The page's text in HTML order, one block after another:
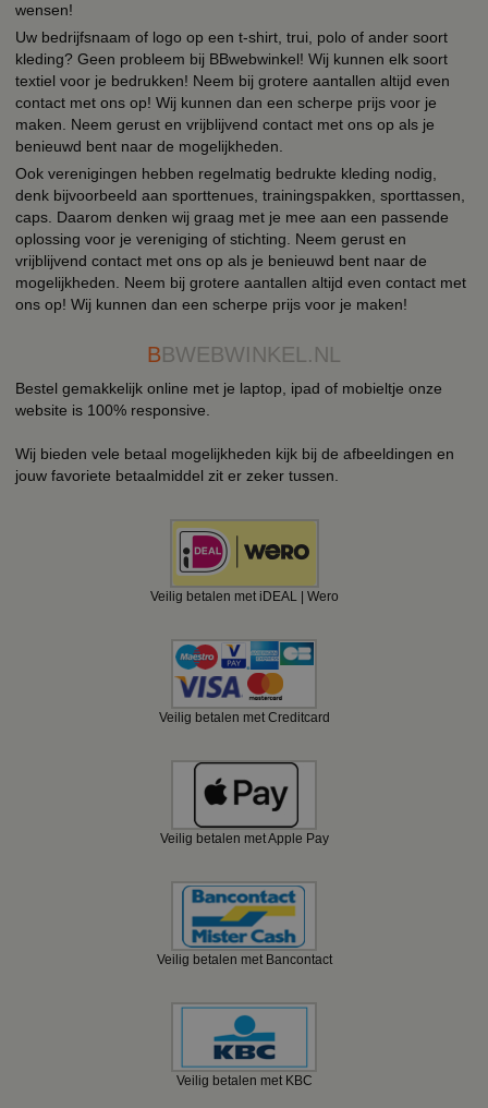
wensen!
Uw bedrijfsnaam of logo op een t-shirt, trui, polo of ander soort
kleding? Geen probleem bij BBwebwinkel! Wij kunnen elk soort
textiel voor je bedrukken! Neem bij grotere aantallen altijd even
contact met ons op! Wij kunnen dan een scherpe prijs voor je
maken. Neem gerust en vrijblijvend contact met ons op als je
benieuwd bent naar de mogelijkheden.
Ook verenigingen hebben regelmatig bedrukte kleding nodig,
denk bijvoorbeeld aan sporttenues, trainingspakken, sporttassen,
caps. Daarom denken wij graag met je mee aan een passende
oplossing voor je vereniging of stichting. Neem gerust en
vrijblijvend contact met ons op als je benieuwd bent naar de
mogelijkheden. Neem bij grotere aantallen altijd even contact met
ons op! Wij kunnen dan een scherpe prijs voor je maken!
BBWEBWINKEL.NL
Bestel gemakkelijk online met je laptop, ipad of mobieltje onze
website is 100% responsive.
Wij bieden vele betaal mogelijkheden kijk bij de afbeeldingen en
jouw favoriete betaalmiddel zit er zeker tussen.
Veilig betalen met iDEAL | Wero
Veilig betalen met Creditcard
Veilig betalen met Apple Pay
Veilig betalen met Bancontact
Veilig betalen met KBC